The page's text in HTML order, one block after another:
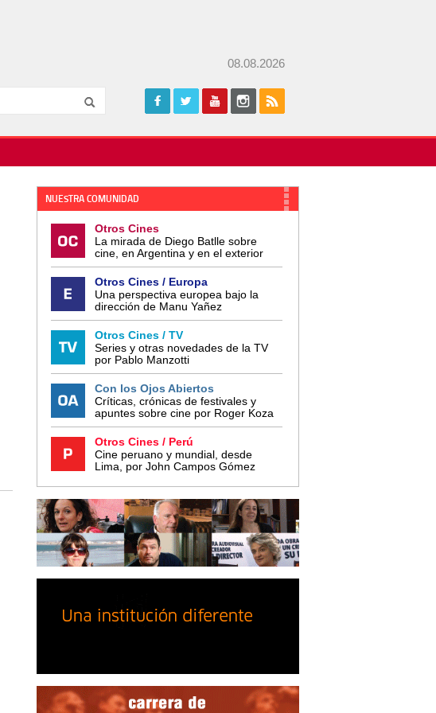
08.08.2026
NUESTRA COMUNIDAD
Otros Cines
La mirada de Diego Batlle sobre
cine, en Argentina y en el exterior
Otros Cines / Europa
Una perspectiva europea bajo la
dirección de Manu Yañez
Otros Cines / TV
Series y otras novedades de la TV
por Pablo Manzotti
Con los Ojos Abiertos
Críticas, crónicas de festivales y
apuntes sobre cine por Roger Koza
Otros Cines / Perú
Cine peruano y mundial, desde
Lima, por John Campos Gómez